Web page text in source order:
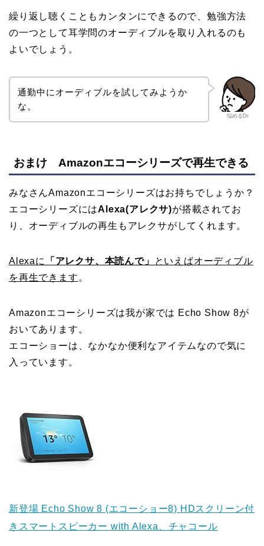
繰り返し聴くこともカンタンにできるので、勉強方法
の一つとして耳学問のオーディブルを取り入れるのも
よいでしょう。
悩めるDr
通勤中にオーディブルを試してみようか
な。
おまけ Amazonエコーシリーズで再生できる
みなさんAmazonエコーシリーズはお持ちでしょうか？
エコーシリーズにはAlexa(アレクサ)が搭載されてお
り、オーディブルの再生もアレクサがしてくれます。
Alexaに 「アレクサ、本読んで」
といえばオーディブル
を再生できます 。
Amazonエコーシリーズは我が家では Echo Show 8が
おいてあります。
エコーショーは、なかなか便利なアイテムなので気に
入っています。
新登場 Echo Show 8 (エコーショー8) HDスクリーン付
きスマートスピーカー with Alexa、チャコール